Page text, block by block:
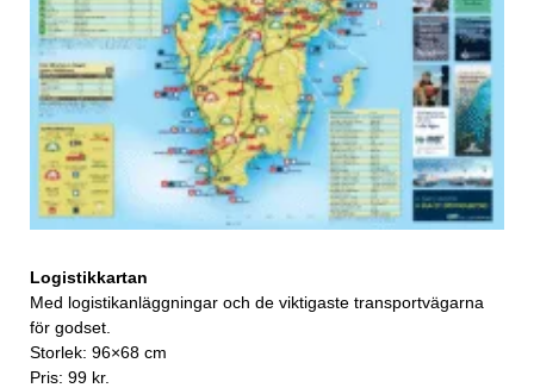
Logistikkartan
Med logistikanläggningar och de viktigaste transportvägarna
för godset.
Storlek: 96×68 cm
Pris: 99 kr.